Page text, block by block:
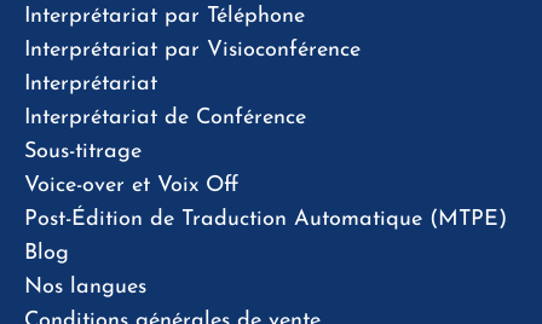
Interprétariat par Téléphone
Interprétariat par Visioconférence
Interprétariat
Interprétariat de Conférence
Sous-titrage
Voice-over et Voix Off
Post-Édition de Traduction Automatique (MTPE)
Blog
Nos langues